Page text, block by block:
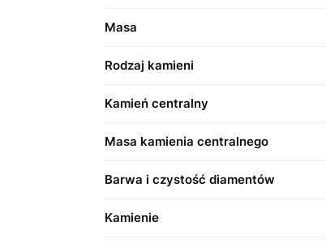
Masa
Rodzaj kamieni
Kamień centralny
Masa kamienia centralnego
Barwa i czystość diamentów
Kamienie